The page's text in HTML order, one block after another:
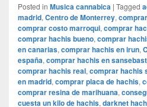
Posted in Musica cannabica | Tagged
madrid, Centro de Monterrey,
comprar costo marroqui, comprar
comprar hachis bueno, comprar
en canarias, comprar hachis en irun,
españa, comprar hachis en
comprar hachis real, comprar hachis
en madrid, comprar placa de hachis,
comprar resina de marihuana,
cuesta un kilo de hachis, darknet